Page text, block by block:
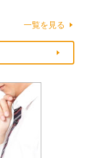
一覧を見る